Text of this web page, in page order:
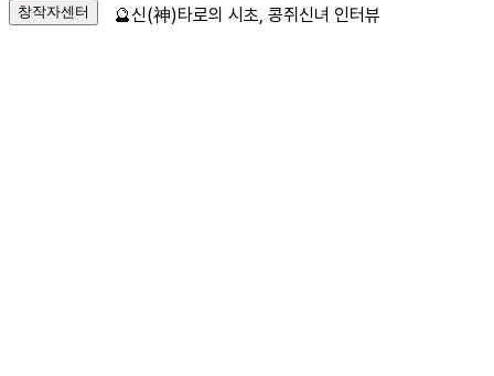
창작자센터 🔮신(神)타로의 시초, 콩쥐신녀 인터뷰